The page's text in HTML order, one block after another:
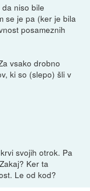
niso bile
se je pa (ker je bila
posameznih
vsako drobno
ki so (slepo) šli v
svojih otrok. Pa
Ker ta
Le od kod?